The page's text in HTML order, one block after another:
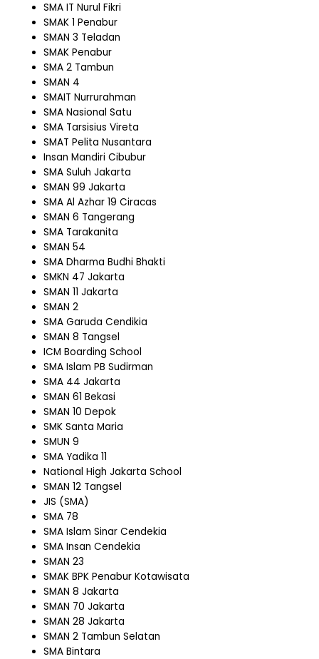
SMA IT Nurul Fikri
SMAK 1 Penabur
SMAN 3 Teladan
SMAK Penabur
SMA 2 Tambun
SMAN 4
SMAIT Nurrurahman
SMA Nasional Satu
SMA Tarsisius Vireta
SMAT Pelita Nusantara
Insan Mandiri Cibubur
SMA Suluh Jakarta
SMAN 99 Jakarta
SMA Al Azhar 19 Ciracas
SMAN 6 Tangerang
SMA Tarakanita
SMAN 54
SMA Dharma Budhi Bhakti
SMKN 47 Jakarta
SMAN 11 Jakarta
SMAN 2
SMA Garuda Cendikia
SMAN 8 Tangsel
ICM Boarding School
SMA Islam PB Sudirman
SMA 44 Jakarta
SMAN 61 Bekasi
SMAN 10 Depok
SMK Santa Maria
SMUN 9
SMA Yadika 11
National High Jakarta School
SMAN 12 Tangsel
JIS (SMA)
SMA 78
SMA Islam Sinar Cendekia
SMA Insan Cendekia
SMAN 23
SMAK BPK Penabur Kotawisata
SMAN 8 Jakarta
SMAN 70 Jakarta
SMAN 28 Jakarta
SMAN 2 Tambun Selatan
SMA Bintara